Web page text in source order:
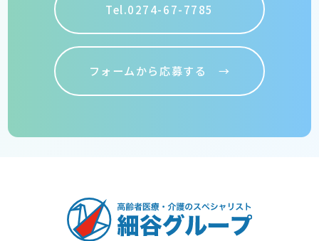
Tel.0274-67-7785
フォームから応募する →